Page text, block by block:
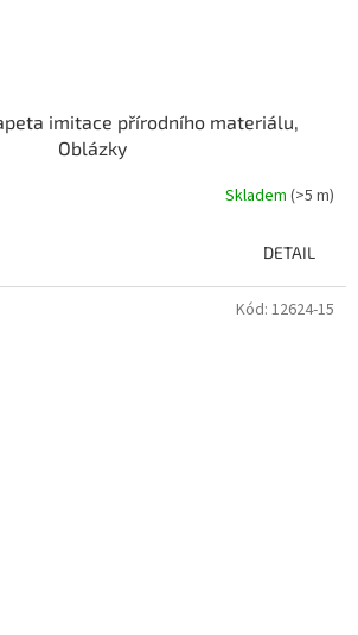
imitace přírodního materiálu,
Oblázky
Skladem (>5 m)
DETAIL
Kód: 12624-15